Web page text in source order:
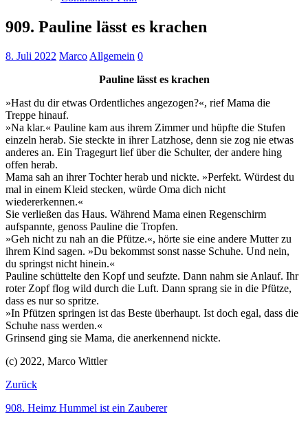
909. Pauline lässt es krachen
8. Juli 2022 Marco Allgemein 0
Pauline lässt es krachen
»Hast du dir etwas Ordentliches angezogen?«, rief Mama die
Treppe hinauf.
»Na klar.« Pauline kam aus ihrem Zimmer und hüpfte die Stufen
einzeln herab. Sie steckte in ihrer Latzhose, denn sie zog nie etwas
anderes an. Ein Tragegurt lief über die Schulter, der andere hing
offen herab.
Mama sah an ihrer Tochter herab und nickte. »Perfekt. Würdest du
mal in einem Kleid stecken, würde Oma dich nicht
wiedererkennen.«
Sie verließen das Haus. Während Mama einen Regenschirm
aufspannte, genoss Pauline die Tropfen.
»Geh nicht zu nah an die Pfütze.«, hörte sie eine andere Mutter zu
ihrem Kind sagen. »Du bekommst sonst nasse Schuhe. Und nein,
du springst nicht hinein.«
Pauline schüttelte den Kopf und seufzte. Dann nahm sie Anlauf. Ihr
roter Zopf flog wild durch die Luft. Dann sprang sie in die Pfütze,
dass es nur so spritze.
»In Pfützen springen ist das Beste überhaupt. Ist doch egal, dass die
Schuhe nass werden.«
Grinsend ging sie Mama, die anerkennend nickte.
(c) 2022, Marco Wittler
Zurück
908. Heimz Hummel ist ein Zauberer